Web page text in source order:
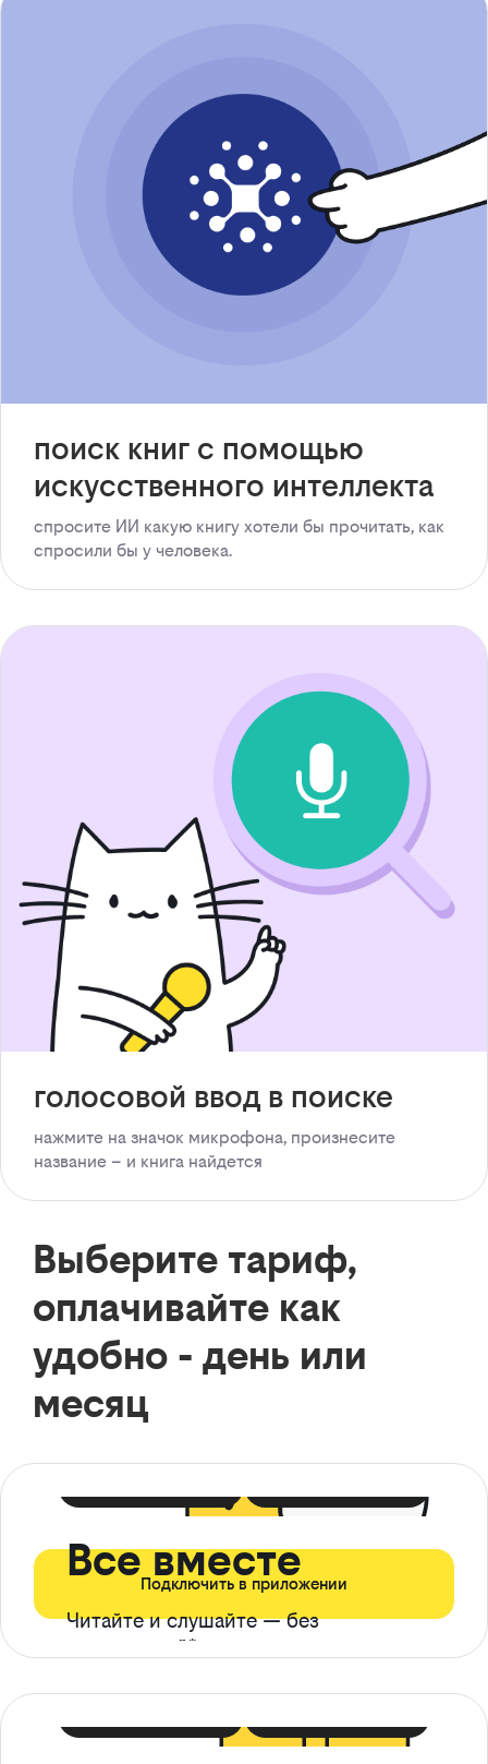
поиск книг с помощью
искусственного интеллекта
спросите ИИ какую книгу хотели бы прочитать, как
спросили бы у человека.
голосовой ввод в поиске
нажмите на значок микрофона, произнесите
название – и книга найдется
Выберите тариф,
оплачивайте как
удобно - день или
месяц
Все вместе
Читайте и слушайте — без
ограничений*
Подключить в приложении